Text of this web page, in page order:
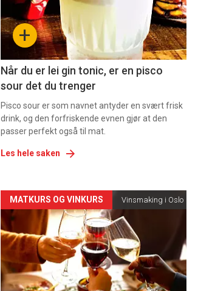
-
+
Når du er lei gin tonic, er en pisco
sour det du trenger
Pisco sour er som navnet antyder en svært frisk
drink, og den forfriskende evnen gjør at den
passer perfekt også til mat.
Les hele saken
Forsiden
akkurat
nå
-
MATKURS OG VINKURS Vinsmaking i Oslo